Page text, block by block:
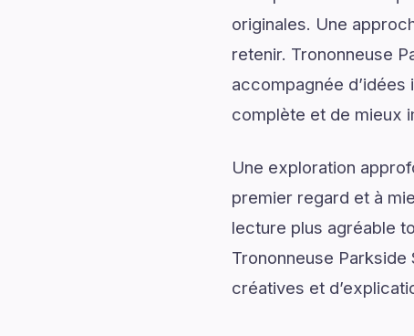
originales. Une
retenir. Trononneuse
accompagnée
complète et de mieux
Une exploration
premier regard et à
lecture plus agréable
Trononneuse Parkside
créatives et